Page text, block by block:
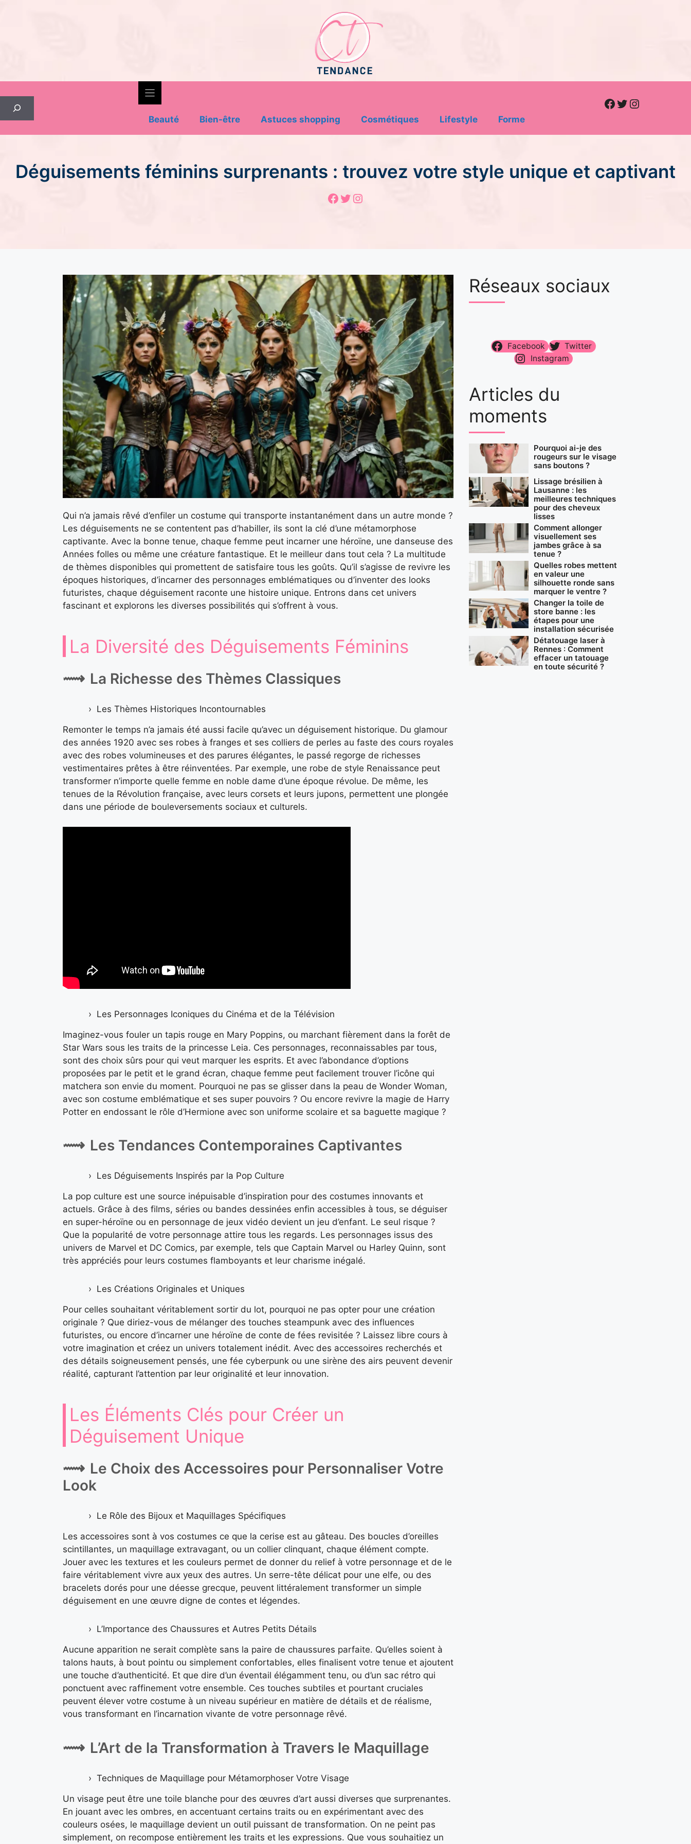
Beauté
Bien-être Astuces shopping Cosmétiques Lifestyle Forme
Facebook
Twitter
Instagram
Déguisements féminins surprenants : trouvez votre style unique et captivant
Facebook
Twitter
Instagram
Qui n’a jamais rêvé d’enfiler un costume qui transporte instantanément dans un autre monde ?
Les déguisements ne se contentent pas d’habiller, ils sont la clé d’une métamorphose
captivante. Avec la bonne tenue, chaque femme peut incarner une héroïne, une danseuse des
Années folles ou même une créature fantastique. Et le meilleur dans tout cela ? La multitude
de thèmes disponibles qui promettent de satisfaire tous les goûts. Qu’il s’agisse de revivre les
époques historiques, d’incarner des personnages emblématiques ou d’inventer des looks
futuristes, chaque déguisement raconte une histoire unique. Entrons dans cet univers
fascinant et explorons les diverses possibilités qui s’offrent à vous.
La Diversité des Déguisements Féminins
La Richesse des Thèmes Classiques
Les Thèmes Historiques Incontournables
Remonter le temps n’a jamais été aussi facile qu’avec un déguisement historique. Du glamour
des années 1920 avec ses robes à franges et ses colliers de perles au faste des cours royales
avec des robes volumineuses et des parures élégantes, le passé regorge de richesses
vestimentaires prêtes à être réinventées. Par exemple, une robe de style Renaissance peut
transformer n’importe quelle femme en noble dame d’une époque révolue. De même, les
tenues de la Révolution française, avec leurs corsets et leurs jupons, permettent une plongée
dans une période de bouleversements sociaux et culturels.
Les Personnages Iconiques du Cinéma et de la Télévision
Imaginez-vous fouler un tapis rouge en Mary Poppins, ou marchant fièrement dans la forêt de
Star Wars sous les traits de la princesse Leia. Ces personnages, reconnaissables par tous,
sont des choix sûrs pour qui veut marquer les esprits. Et avec l’abondance d’options
proposées par le petit et le grand écran, chaque femme peut facilement trouver l’icône qui
matchera son envie du moment. Pourquoi ne pas se glisser dans la peau de Wonder Woman,
avec son costume emblématique et ses super pouvoirs ? Ou encore revivre la magie de Harry
Potter en endossant le rôle d’Hermione avec son uniforme scolaire et sa baguette magique ?
Les Tendances Contemporaines Captivantes
Les Déguisements Inspirés par la Pop Culture
La pop culture est une source inépuisable d’inspiration pour des costumes innovants et
actuels. Grâce à des films, séries ou bandes dessinées enfin accessibles à tous, se déguiser
en super-héroïne ou en personnage de jeux vidéo devient un jeu d’enfant. Le seul risque ?
Que la popularité de votre personnage attire tous les regards. Les personnages issus des
univers de Marvel et DC Comics, par exemple, tels que Captain Marvel ou Harley Quinn, sont
très appréciés pour leurs costumes flamboyants et leur charisme inégalé.
Les Créations Originales et Uniques
Pour celles souhaitant véritablement sortir du lot, pourquoi ne pas opter pour une création
originale ? Que diriez-vous de mélanger des touches steampunk avec des influences
futuristes, ou encore d’incarner une héroïne de conte de fées revisitée ? Laissez libre cours à
votre imagination et créez un univers totalement inédit. Avec des accessoires recherchés et
des détails soigneusement pensés, une fée cyberpunk ou une sirène des airs peuvent devenir
réalité, capturant l’attention par leur originalité et leur innovation.
Les Éléments Clés pour Créer un
Déguisement Unique
Le Choix des Accessoires pour Personnaliser Votre
Look
Le Rôle des Bijoux et Maquillages Spécifiques
Les accessoires sont à vos costumes ce que la cerise est au gâteau. Des boucles d’oreilles
scintillantes, un maquillage extravagant, ou un collier clinquant, chaque élément compte.
Jouer avec les textures et les couleurs permet de donner du relief à votre personnage et de le
faire véritablement vivre aux yeux des autres. Un serre-tête délicat pour une elfe, ou des
bracelets dorés pour une déesse grecque, peuvent littéralement transformer un simple
déguisement en une œuvre digne de contes et légendes.
L’Importance des Chaussures et Autres Petits Détails
Aucune apparition ne serait complète sans la paire de chaussures parfaite. Qu’elles soient à
talons hauts, à bout pointu ou simplement confortables, elles finalisent votre tenue et ajoutent
une touche d’authenticité. Et que dire d’un éventail élégamment tenu, ou d’un sac rétro qui
ponctuent avec raffinement votre ensemble. Ces touches subtiles et pourtant cruciales
peuvent élever votre costume à un niveau supérieur en matière de détails et de réalisme,
vous transformant en l’incarnation vivante de votre personnage rêvé.
L’Art de la Transformation à Travers le Maquillage
Techniques de Maquillage pour Métamorphoser Votre Visage
Un visage peut être une toile blanche pour des œuvres d’art aussi diverses que surprenantes.
En jouant avec les ombres, en accentuant certains traits ou en expérimentant avec des
couleurs osées, le maquillage devient un outil puissant de transformation. On ne peint pas
simplement, on recompose entièrement les traits et les expressions. Que vous souhaitiez un
Réseaux sociaux
Facebook
Twitter
Instagram
Articles du
moments
Pourquoi ai-je des
rougeurs sur le visage
sans boutons ?
Lissage brésilien à
Lausanne : les
meilleures techniques
pour des cheveux
lisses
Comment allonger
visuellement ses
jambes grâce à sa
tenue ?
Quelles robes mettent
en valeur une
silhouette ronde sans
marquer le ventre ?
Changer la toile de
store banne : les
étapes pour une
installation sécurisée
Détatouage laser à
Rennes : Comment
effacer un tatouage
en toute sécurité ?